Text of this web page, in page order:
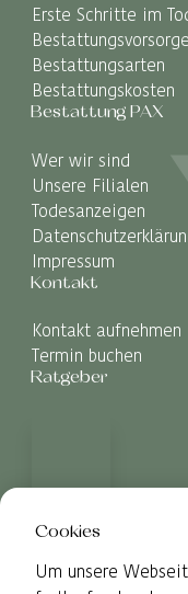
Erste Schritte im
Bestattungsvorsorge
Bestattungsarten
Bestattungskosten
Bestattung PAX
Wer wir sind
Unsere Filialen
Todesanzeigen
Impressum
Kontakt
Kontakt aufnehmen
Termin buchen
Ratgeber
Cookies
Um unsere